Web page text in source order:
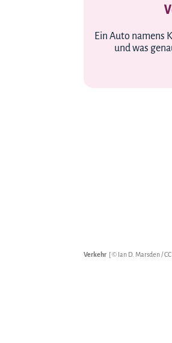
Ein Auto namens
und was
Verkehr [ © Ian D. Marsden /